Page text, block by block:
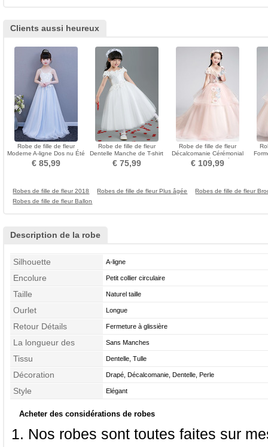
Clients aussi heureux
Robe de fille de fleur
Moderne A-ligne Dos nu Été
Bretelles Spaghetti
€ 85,99
Robe de fille de fleur
Dentelle Manche de T-shirt
Manche Courte
€ 75,99
Robe de fille de fleur
Décalcomanie Cérémonial
Fermeture à glissière
€ 109,99
Robes de fille de fleur 2018 Robes de fille de fleur Plus âgée
Robes de fille de fleur
Robes de fille de fleur Ballon
Description de la robe
Silhouette A-ligne
Encolure Petit collier circulaire
Taille Naturel taille
Ourlet Longue
Retour Détails Fermeture à glissière
La longueur des
manches
Sans Manches
Tissu Dentelle, Tulle
Décoration Drapé, Décalcomanie, Dentelle, Perle
Style Elégant
Acheter des considérations de robes
Nos robes sont toutes faites sur